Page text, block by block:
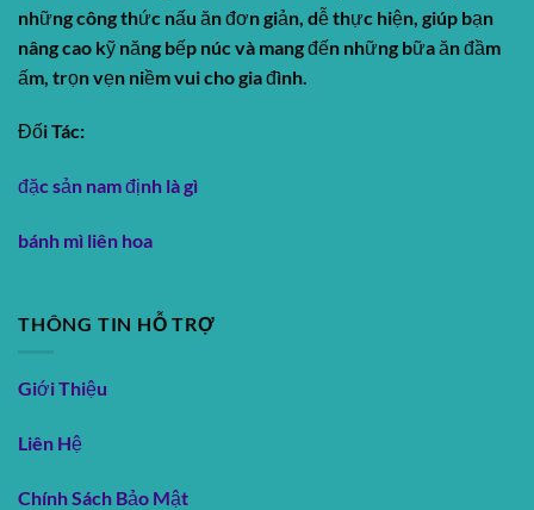
những công thức nấu ăn đơn giản, dễ thực hiện, giúp bạn
nâng cao kỹ năng bếp núc và mang đến những bữa ăn đầm
ấm, trọn vẹn niềm vui cho gia đình.
Đối Tác:
đặc sản nam định là gì
bánh mì liên hoa
THÔNG TIN HỖ TRỢ
Giới Thiệu
Liên Hệ
Chính Sách Bảo Mật